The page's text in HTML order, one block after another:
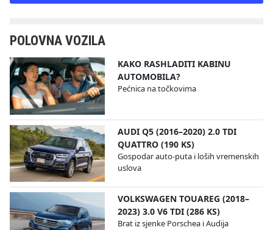
POLOVNA VOZILA
KAKO RASHLADITI KABINU
AUTOMOBILA?
Pećnica na točkovima
AUDI Q5 (2016–2020) 2.0 TDI
QUATTRO (190 KS)
Gospodar auto-puta i loših vremenskih
uslova
VOLKSWAGEN TOUAREG (2018–
2023) 3.0 V6 TDI (286 KS)
Brat iz sjenke Porschea i Audija